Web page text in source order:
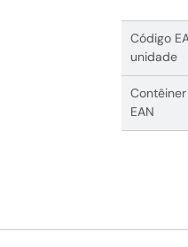
Código
unidade
EAN